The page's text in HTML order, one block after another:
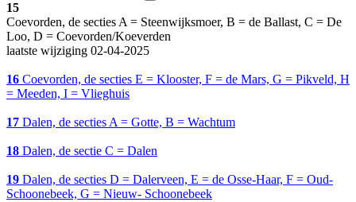
15
Coevorden, de secties A = Steenwijksmoer, B = de Ballast, C = De
Loo, D = Coevorden/Koeverden
laatste wijziging 02-04-2025
16 Coevorden, de secties E = Klooster, F = de Mars, G = Pikveld, H
= Meeden, I = Vlieghuis
17 Dalen, de secties A = Gotte, B = Wachtum
18 Dalen, de sectie C = Dalen
19 Dalen, de secties D = Dalerveen, E = de Osse-Haar, F = Oud-
Schoonebeek, G = Nieuw- Schoonebeek